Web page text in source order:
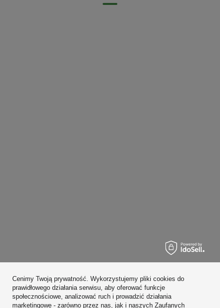
Konto
Regulaminy
Cenimy Twoją prywatność. Wykorzystujemy pliki cookies do
prawidłowego działania serwisu, aby oferować funkcje
społecznościowe, analizować ruch i prowadzić działania
marketingowe - zarówno przez nas, jak i naszych Zaufanych